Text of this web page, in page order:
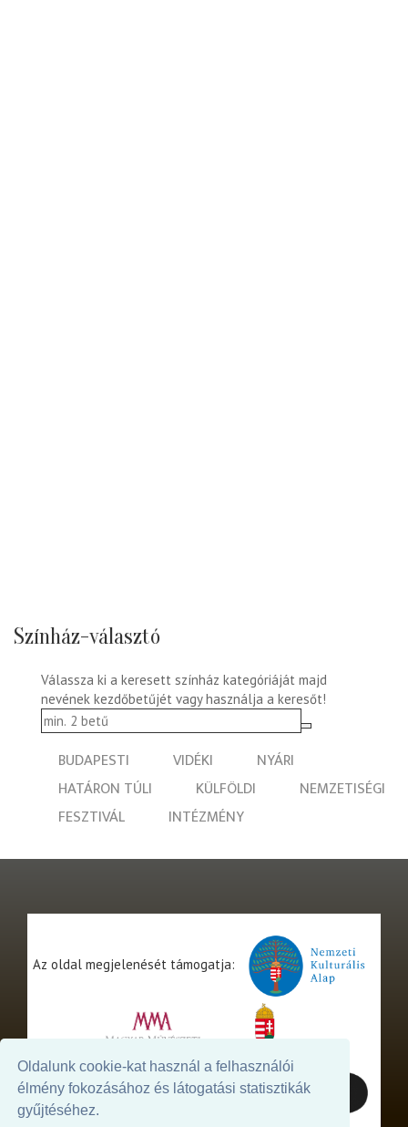
Oldalunk cookie-kat használ a felhasználói
élmény fokozásához és látogatási statisztikák
gyűjtéséhez.
Színház-választó
Válassza ki a keresett színház kategóriáját majd
nevének kezdőbetűjét vagy használja a keresőt!
BUDAPESTI VIDÉKI
NYÁRI
HATÁRON TÚLI
KÜLFÖLDI
NEMZETISÉGI
FESZTIVÁL
INTÉZMÉNY
Az oldal megjelenését támogatja: